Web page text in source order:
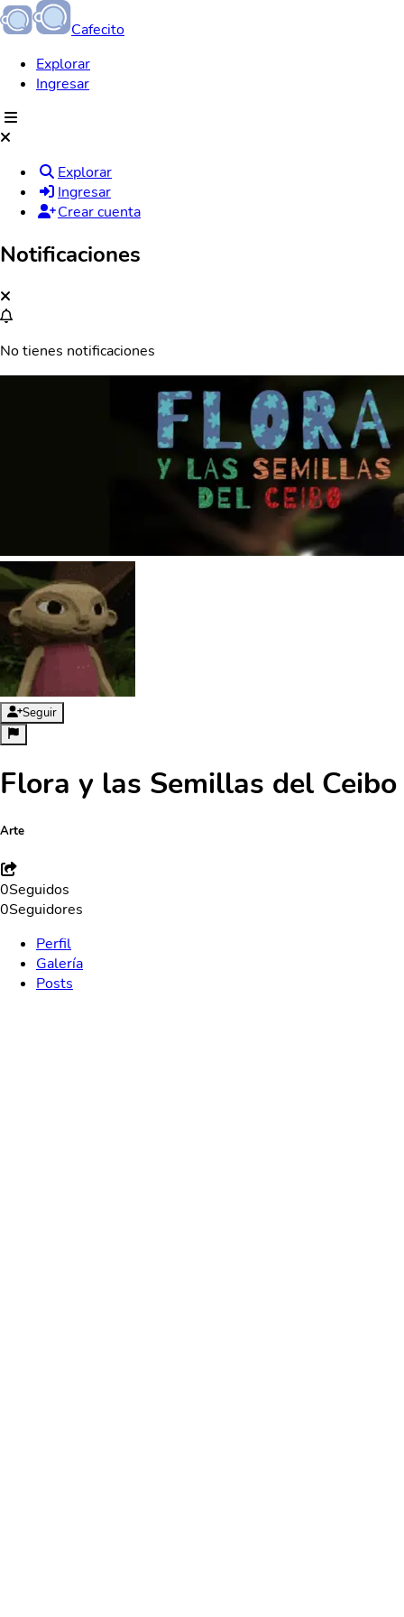
Cafecito
Explorar
Ingresar
Explorar
Ingresar
Crear cuenta
Notificaciones
No tienes notificaciones
Seguir
Flora y las Semillas del Ceibo
Arte
0Seguidos
0Seguidores
Perfil
Galería
Posts